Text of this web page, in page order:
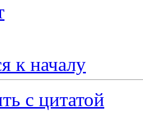
к началу
с цитатой